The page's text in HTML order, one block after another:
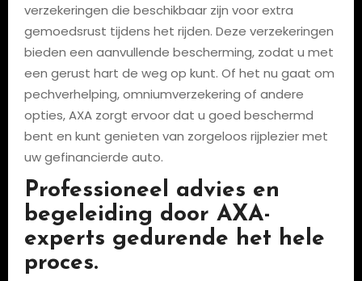
verzekeringen die beschikbaar zijn voor extra
gemoedsrust tijdens het rijden. Deze verzekeringen
bieden een aanvullende bescherming, zodat u met
een gerust hart de weg op kunt. Of het nu gaat om
pechverhelping, omniumverzekering of andere
opties, AXA zorgt ervoor dat u goed beschermd
bent en kunt genieten van zorgeloos rijplezier met
uw gefinancierde auto.
Professioneel advies en
begeleiding door AXA-
experts gedurende het hele
proces.